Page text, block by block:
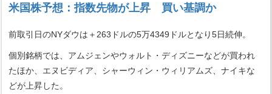
米国株予想：指数先物が上昇 買い基調か
前取引日のNYダウは＋263ドルの5万4349ドルとなり5日続伸。
個別銘柄では、アムジェンやウォルト・ディズニーなどが買われ
たほか、エヌビディア、シャーウィン・ウィリアムズ、ナイキな
どが上昇した。